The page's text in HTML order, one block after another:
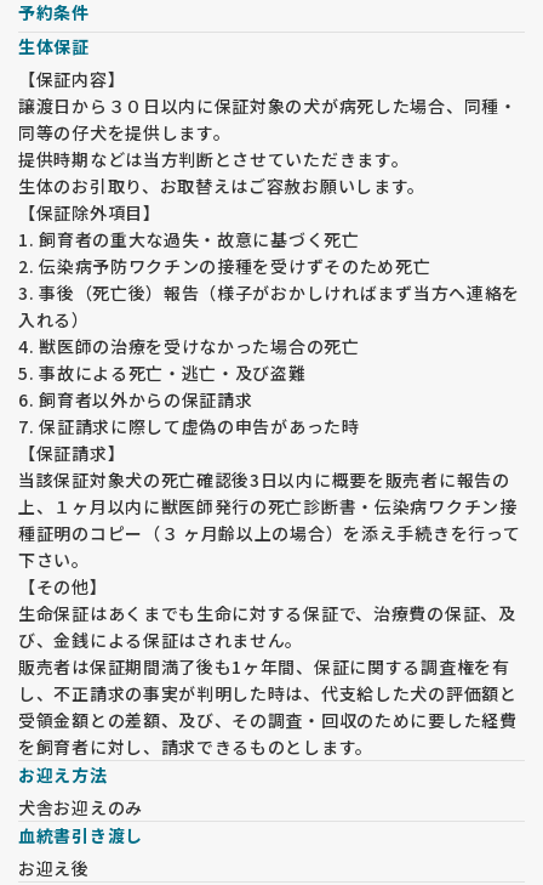
予約条件
生体保証
【保証内容】
譲渡日から３０日以内に保証対象の犬が病死した場合、同種・
同等の仔犬を提供します。
提供時期などは当方判断とさせていただきます。
生体のお引取り、お取替えはご容赦お願いします。
【保証除外項目】
1. 飼育者の重大な過失・故意に基づく死亡
2. 伝染病予防ワクチンの接種を受けずそのため死亡
3. 事後（死亡後）報告（様子がおかしければまず当方へ連絡を
入れる）
4. 獣医師の治療を受けなかった場合の死亡
5. 事故による死亡・逃亡・及び盗難
6. 飼育者以外からの保証請求
7. 保証請求に際して虚偽の申告があった時
【保証請求】
当該保証対象犬の死亡確認後3日以内に概要を販売者に報告の
上、１ヶ月以内に獣医師発行の死亡診断書・伝染病ワクチン接
種証明のコピー（３ ヶ月齢以上の場合）を添え手続きを行って
下さい。
【その他】
生命保証はあくまでも生命に対する保証で、治療費の保証、及
び、金銭による保証はされません。
販売者は保証期間満了後も1ヶ年間、保証に関する調査権を有
し、不正請求の事実が判明した時は、代支給した犬の評価額と
受領金額との差額、及び、その調査・回収のために要した経費
を飼育者に対し、請求できるものとします。
お迎え方法
犬舎お迎えのみ
血統書引き渡し
お迎え後